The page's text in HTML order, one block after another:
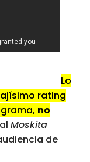
Lo
rating
no
Moskita
de